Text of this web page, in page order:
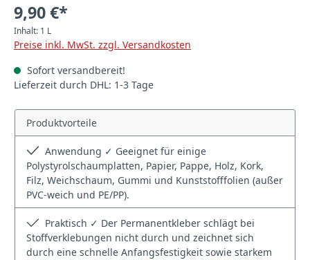
9,90 €*
Inhalt: 1 L
Preise inkl. MwSt. zzgl. Versandkosten
Sofort versandbereit!
Lieferzeit durch DHL: 1-3 Tage
Produktvorteile
Anwendung ✓ Geeignet für einige
Polystyrolschaumplatten, Papier, Pappe, Holz, Kork,
Filz, Weichschaum, Gummi und Kunststofffolien (außer
PVC-weich und PE/PP).
Praktisch ✓ Der Permanentkleber schlägt bei
Stoffverklebungen nicht durch und zeichnet sich
durch eine schnelle Anfangsfestigkeit sowie starkem